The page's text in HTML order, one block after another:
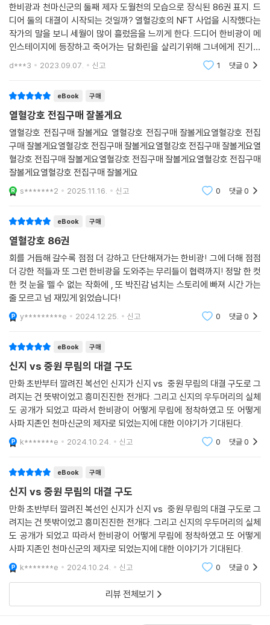
한비광과 천마신군의 둘째 제자 도월천의 모습으로 장식된 86권 표지. 드
디어 둘의 대결이 시작되는 것일까? 열혈강호의 NFT 사업을 시작했다는
작가의 말을 보니 세월이 많이 흘렀음을 느끼게 한다. 드디어 한비광이 메
인스테이지에 등장하고 죽어가는 담화린을 살리기위해 그녀에게 진기를
주입하기 시작한다. 이 와중에 진풍백과 도월천의 대결이 시작되고 담화린
d***3 2023.09.07. 신고 1 댓글0
eBook 구매
열혈강호 전집구매 잘볼게요
열혈강호 전집구매 잘볼게요 열혈강호 전집구매 잘볼게요열혈강호 전집
구매 잘볼게요열혈강호 전집구매 잘볼게요열혈강호 전집구매 잘볼게요열
혈강호 전집구매 잘볼게요열혈강호 전집구매 잘볼게요열혈강호 전집구매
잘볼게요열혈강호 전집구매 잘볼게요
s*******2 2025.11.16. 신고 0 댓글0
eBook 구매
열혈강호 86권
회를 거듭해 갈수록 점점 더 강하고 단단해져가는 한비광! 그에 더해 점점
더 강한 적들과 또 그런 한비광을 도와주는 무리들이 협력까지! 정말 한 컷
한 컷 눈을 뗄 수 없는 작화에 , 또 박진감 넘치는 스토리에 빠져 시간 가는
줄 모르고 넘 재밌게 읽었습니다!
y*********e 2024.12.25. 신고 0 댓글0
eBook 구매
신지 vs 중원 무림의 대결 구도
만화 초반부터 깔려진 복선인 신지가 신지 vs 중원 무림의 대결 구도로 그
려지는 건 뜻밖이었고 흥미진진한 전개다. 그리고 신지의 우두머리의 실체
도 공개가 되었고 따라서 한비광이 어떻게 무림에 정착하였고 또 어떻게
사파 지존인 천마신군의 제자로 되었는지에 대한 이야기가 기대된다.
k*******e 2024.10.24. 신고 0 댓글0
eBook 구매
신지 vs 중원 무림의 대결 구도
만화 초반부터 깔려진 복선인 신지가 신지 vs 중원 무림의 대결 구도로 그
려지는 건 뜻밖이었고 흥미진진한 전개다. 그리고 신지의 우두머리의 실체
도 공개가 되었고 따라서 한비광이 어떻게 무림에 정착하였고 또 어떻게
사파 지존인 천마신군의 제자로 되었는지에 대한 이야기가 기대된다.
k*******e 2024.10.24. 신고 0 댓글0
리뷰 전체보기